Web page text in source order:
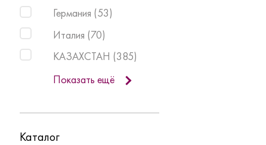
Германия (53)
Италия (70)
КАЗАХСТАН (385)
Показать ещё
Каталог